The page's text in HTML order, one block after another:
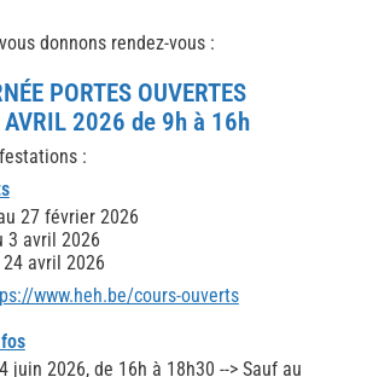
donnons rendez-vous :
PORTES OUVERTES
AVRIL 2026 de 9h à 16h
:
27 février 2026
3 avril 2026
avril 2026
www.heh.be/cours-ouverts
juin 2026, de 16h à 18h30 --> Sauf au